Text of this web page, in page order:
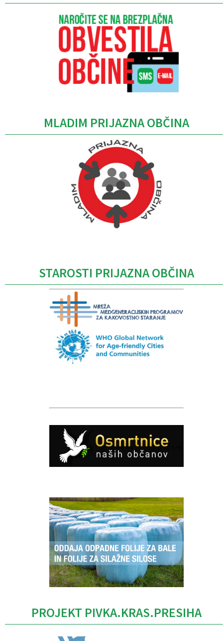
MLADIM PRIJAZNA OBČINA
STAROSTI PRIJAZNA OBČINA
PROJEKT PIVKA.KRAS.PRESIHA